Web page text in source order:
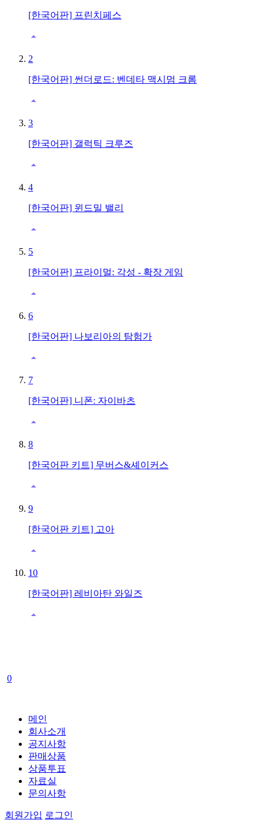
[한국어판] 프린치페스
2
[한국어판] 썬더로드: 벤데타 맥시멈 크롬
3
[한국어판] 갤럭틱 크루즈
4
[한국어판] 윈드밀 밸리
5
[한국어판] 프라이멀: 각성 - 확장 게임
6
[한국어판] 나보리아의 탐험가
7
[한국어판] 니폰: 자이바츠
8
[한국어판 키트] 무버스&셰이커스
9
[한국어판 키트] 고아
10
[한국어판] 레비아탄 와일즈
0
메인
회사소개
공지사항
판매상품
상품투표
자료실
문의사항
회원가입 로그인